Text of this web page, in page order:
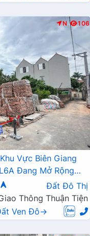
N 106
Vực Biên Giang
Đang Mở Rộng
Đất Đô Thị
Thông Thuận Tiện
Ven Đô→